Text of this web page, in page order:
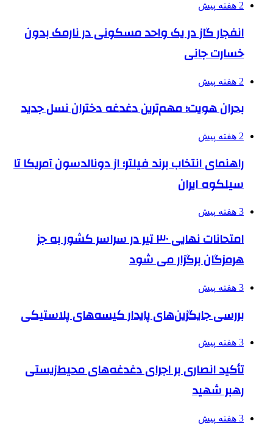
2 هفته پیش
انفجار گاز در یک واحد مسکونی در نارمک بدون
خسارت جانی
2 هفته پیش
بحران هویت؛ مهم‌ترین دغدغه دختران نسل جدید
2 هفته پیش
راهنمای انتخاب برند فیلتر؛ از دونالدسون آمریکا تا
سیلکوه ایران
3 هفته پیش
امتحانات نهایی ۳۰ تیر در سراسر کشور به جز
هرمزگان برگزار می شود
3 هفته پیش
بررسی جایگزین‌های پایدار کیسه‌های پلاستیکی
3 هفته پیش
تأکید انصاری بر اجرای دغدغه‌های محیط‌زیستی
رهبر شهید
3 هفته پیش